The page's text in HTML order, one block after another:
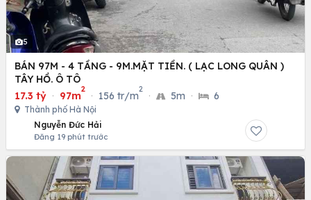
5
BÁN 97M - 4 TẦNG - 9M.MẶT TIỀN. ( LẠC LONG QUÂN )
TÂY HỒ. Ô TÔ
17.3 tỷ · 97m
2
· 156 tr/m
2
· 5m · 6
Thành phố Hà Nội
Nguyễn Đức Hải
Đăng 19 phút trước